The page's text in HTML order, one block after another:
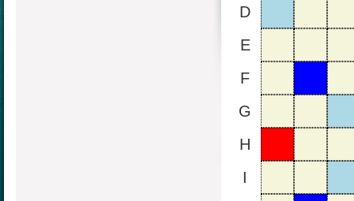
D
E
F
G
H
I